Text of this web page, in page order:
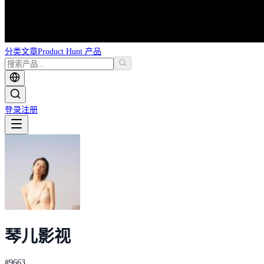
分类文章Product Hunt 产品
登录注册
琴儿影视
#9663